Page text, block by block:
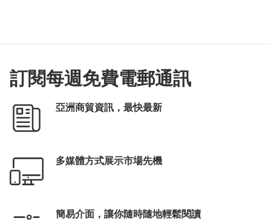
訂閱每週免費電郵通訊
亞洲商貿資訊，最快最新
多媒體方式展示市場先機
簡易介面，讓你隨時隨地輕鬆閱讀